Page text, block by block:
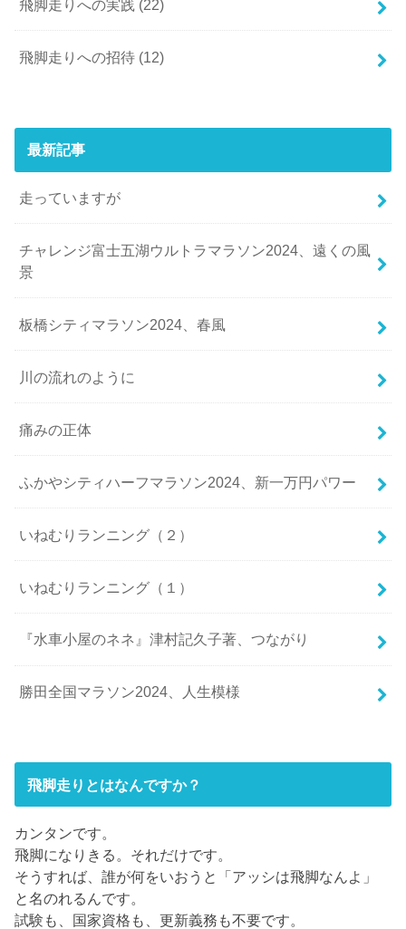
飛脚走りへの実践 (22)
飛脚走りへの招待 (12)
最新記事
走っていますが
チャレンジ富士五湖ウルトラマラソン2024、遠くの風
景
板橋シティマラソン2024、春風
川の流れのように
痛みの正体
ふかやシティハーフマラソン2024、新一万円パワー
いねむりランニング（２）
いねむりランニング（１）
『水車小屋のネネ』津村記久子著、つながり
勝田全国マラソン2024、人生模様
飛脚走りとはなんですか？
カンタンです。
飛脚になりきる。それだけです。
そうすれば、誰が何をいおうと「アッシは飛脚なんよ」
と名のれるんです。
試験も、国家資格も、更新義務も不要です。